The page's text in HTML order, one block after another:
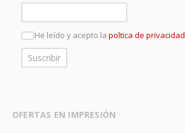
He leído y acepto la poltica de privacidad
OFERTAS EN IMPRESIÓN